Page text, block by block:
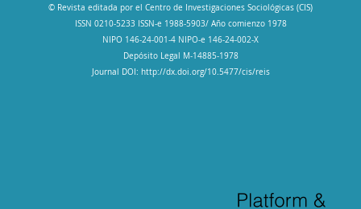
© Revista editada por el Centro de Investigaciones Sociológicas (CIS)
ISSN 0210-5233 ISSN-e 1988-5903/ Año comienzo 1978
NIPO 146-24-001-4 NIPO-e 146-24-002-X
Depósito Legal M-14885-1978
Journal DOI: http://dx.doi.org/10.5477/cis/reis